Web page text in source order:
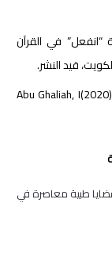
“انفعل” في القرآن
قيد النشر.
Abu Ghaliah,
مؤتمر قضايا طبية معاصرة في